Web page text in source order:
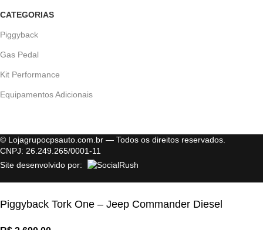
CATEGORIAS
Piggyback
Gas Pedal
Kit Performance
Equipamentos Adicionais
© Lojagrupocpsauto.com.br — Todos os direitos reservados.
CNPJ: 26.249.265/0001-11
Site desenvolvido por:
Piggyback Tork One – Jeep Commander Diesel